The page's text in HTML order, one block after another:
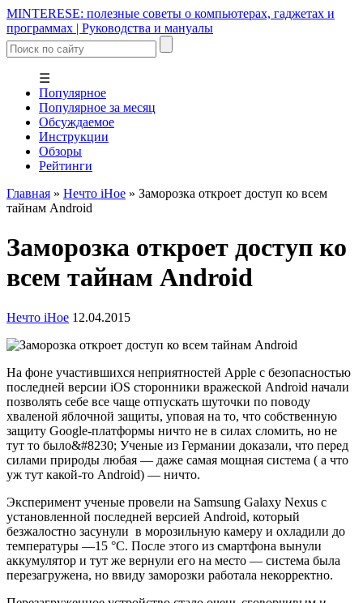
MINTERESE: полезные советы о компьютерах, гаджетах и
программах | Руководства и мануалы
☰
Популярное
Популярное за месяц
Обсуждаемое
Инструкции
Обзоры
Рейтинги
Главная » Нечто iНое » Заморозка откроет доступ ко всем
тайнам Android
Заморозка откроет доступ ко
всем тайнам Android
Нечто iНое 12.04.2015
На фоне участившихся неприятностей Apple с безопасностью
последней версии iOS сторонники вражеской Android начали
позволять себе все чаще отпускать шуточки по поводу
хваленой яблочной защиты, уповая на то, что собственную
защиту Google-платформы ничто не в силах сломить, но не
тут то было&#8230; Ученые из Германии доказали, что перед
силами природы любая — даже самая мощная система ( а что
уж тут какой-то Android) — ничто.
Эксперимент ученые провели на Samsung Galaxy Nexus с
установленной последней версией Android, который
безжалостно засунули в морозильную камеру и охладили до
температуры —15 °С. После этого из смартфона вынули
аккумулятор и тут же вернули его на место — система была
перезагружена, но ввиду заморозки работала некорректно.